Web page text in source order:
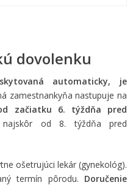
dovolenku
automaticky,
je
zamestnankyňa nastupuje na
začiatku 6. týždňa pred
od 8. týždňa pred
ošetrujúci lekár (gynekológ).
termín pôrodu. Doručenie